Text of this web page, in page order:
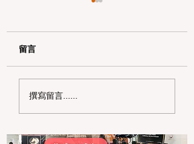
加州野区露营必读：如
留言
撰寫留言......